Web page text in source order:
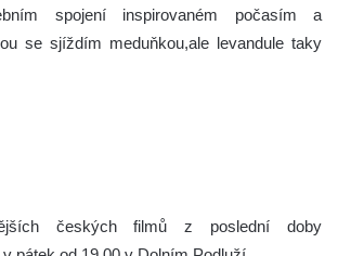
spojení inspirovaném počasím a
se sjíždím meduňkou,ale levandule taky
českých filmů z poslední doby